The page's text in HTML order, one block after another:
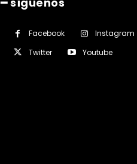
Facebook
Instagram
Twitter
Youtube